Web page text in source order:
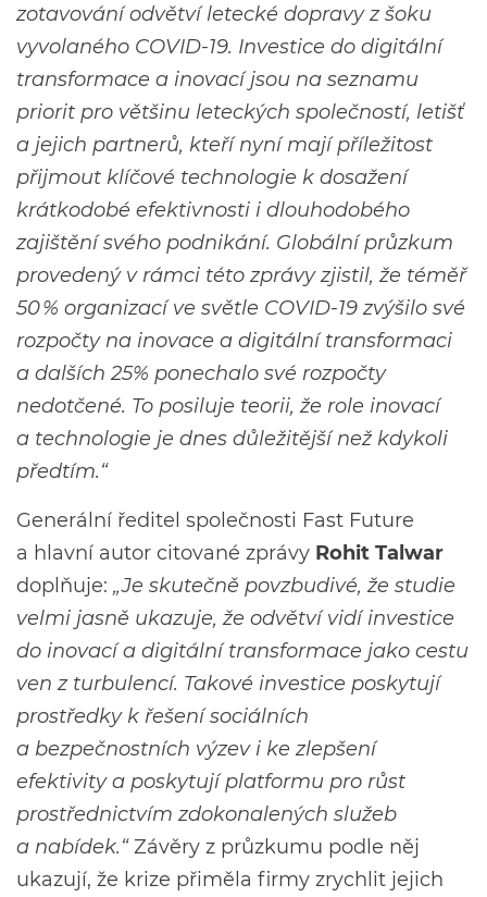
zotavování odvětví letecké dopravy z šoku
vyvolaného COVID-19. Investice do digitální
transformace a inovací jsou na seznamu
priorit pro většinu leteckých společností, letišť
a jejich partnerů, kteří nyní mají příležitost
přijmout klíčové technologie k dosažení
krátkodobé efektivnosti i dlouhodobého
zajištění svého podnikání. Globální průzkum
provedený v rámci této zprávy zjistil, že téměř
50% organizací ve světle COVID-19 zvýšilo své
rozpočty na inovace a digitální transformaci
a dalších 25% ponechalo své rozpočty
nedotčené. To posiluje teorii, že role inovací
a technologie je dnes důležitější než kdykoli
předtím.“
Generální ředitel společnosti Fast Future
a hlavní autor citované zprávy Rohit Talwar
doplňuje: „Je skutečně povzbudivé, že studie
velmi jasně ukazuje, že odvětví vidí investice
do inovací a digitální transformace jako cestu
ven z turbulencí. Takové investice poskytují
prostředky k řešení sociálních
a bezpečnostních výzev i ke zlepšení
efektivity a poskytují platformu pro růst
prostřednictvím zdokonalených služeb
a nabídek.“Závěry z průzkumu podle něj
ukazují, že krize přiměla firmy zrychlit jejich